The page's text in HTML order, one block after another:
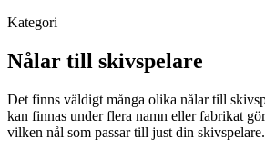
Kategori
Nålar till skivspelare
Det finns väldigt många olika nålar till
kan finnas under flera namn eller fabrikat
vilken nål som passar till just din skivspelare.